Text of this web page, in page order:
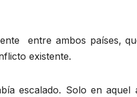
entre ambos países,
existente.
escalado. Solo en